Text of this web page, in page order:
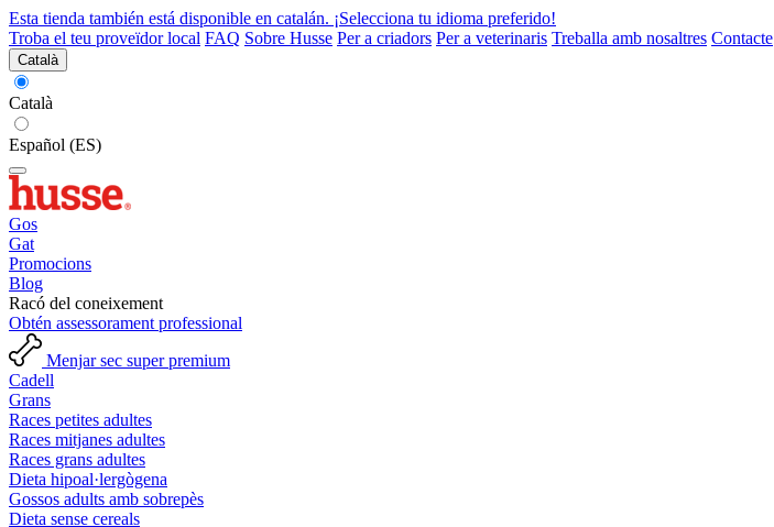
Esta tienda también está disponible en catalán. ¡Selecciona tu idioma preferido!
Troba el teu proveïdor local FAQ Sobre Husse Per a criadors Per a veterinaris Treballa amb nosaltres Contacte
Català
Català
Español (ES)
Gos
Gat
Promocions
Blog
Racó del coneixement
Obtén assessorament professional
Menjar sec super premium
Cadell
Grans
Races petites adultes
Races mitjanes adultes
Races grans adultes
Dieta hipoal·lergògena
Gossos adults amb sobrepès
Dieta sense cereals